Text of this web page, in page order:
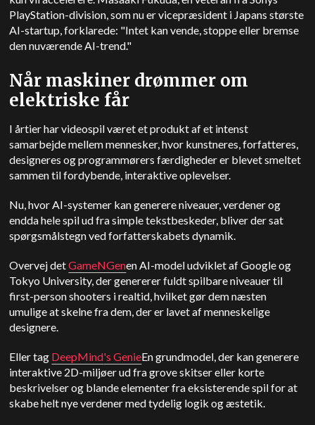
PlayStation-division, som nu er vicepræsident i Japans største
AI-startup, forklarede: "Intet kan vende, stoppe eller bremse
den nuværende AI-trend."
Når maskiner drømmer om
elektriske får
I årtier har videospil været et produkt af et intenst
samarbejde mellem mennesker, hvor kunstneres, forfatteres,
designeres og programmørers færdigheder er blevet smeltet
sammen til fordybende, interaktive oplevelser.
Nu, hvor AI-systemer kan generere niveauer, verdener og
endda hele spil ud fra simple tekstbeskeder, bliver der sat
spørgsmålstegn ved forfatterskabets dynamik.
Overvej detGameNGenen AI-model udviklet af Google og
Tokyo University, der genererer fuldt spilbare niveauer til
first-person shooters i realtid, hvilket gør dem næsten
umulige at skelne fra dem, der er lavet af menneskelige
designere.
Eller tag DeepMind's GenieEn grundmodel, der kan generere
interaktive 2D-miljøer ud fra grove skitser eller korte
beskrivelser og blande elementer fra eksisterende spil for at
skabe helt nye verdener med tydelig logik og æstetik.